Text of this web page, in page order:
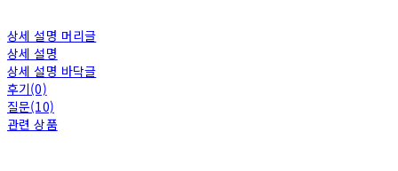
상세 설명 머리글
상세 설명
상세 설명 바닥글
후기(0)
질문(10)
관련 상품